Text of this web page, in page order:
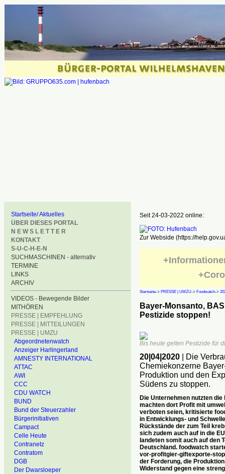
Startseite/ Aktuelles
ÜBER DIESES PORTAL
N E W S L E T T E R
KONTAKT
S-U-C-H-E-N
SUCHMASCHINEN - alternativ
TERMINE
LINKS
ARCHIV
VIDEOS - Bewegende Bilder
MITHÖREN
PRESSE | EMPFEHLUNG
PRESSE | MITTEILUNGEN
PRESSE | UMZU
Abgeordnetenwatch
Anzeiger Harlingerland
AMNESTY INTERNATIONAL
ATTAC
AWI
CCC
CDU WATCH
BUND
Bund der Steuerzahler
Bürgerinitiativen
Campact
Celle Heute
Contranetz
Contratom
DGB
Der Dwarsloeper
Seit 24-03-2022 online:
Zur Webside (https://
Startseite-> PRESSE | UMZU-> Foodwatch->
Bayer-Monsanto,
Pestizide stoppen!
Bis heute gelten Pestizide für
20|04|2020
| Die
Chemiekonzerne
Produktion und den
Südens zu stoppen.
Die Unternehmen nutzten
machten dort Profit mit
verboten seien, kritisierte
in Entwicklungs- und
Rückstände der zum Teil
sich zudem auch auf in die
landeten somit auch auf den
Deutschland. foodwatch
vor-profitgier-giftexporte-
der Forderung, die
Widerstand gegen eine